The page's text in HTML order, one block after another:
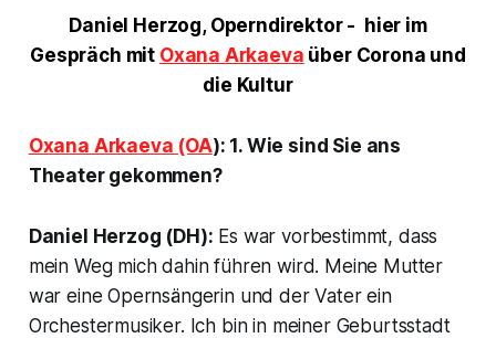
Daniel Herzog, Operndirektor - hier im
Gespräch mit Oxana Arkaeva über Corona und
die Kultur
Oxana Arkaeva (OA): 1. Wie sind Sie ans
Theater gekommen?
Daniel Herzog (DH): Es war vorbestimmt, dass
mein Weg mich dahin führen wird. Meine Mutter
war eine Opernsängerin und der Vater ein
Orchestermusiker. Ich bin in meiner Geburtsstadt